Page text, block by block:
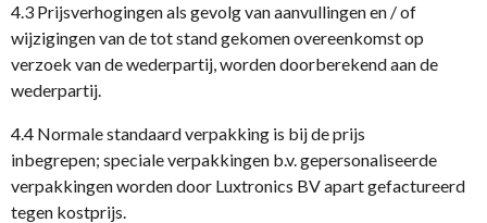
4.3 Prijsverhogingen als gevolg van aanvullingen en / of
wijzigingen van de tot stand gekomen overeenkomst op
verzoek van de wederpartij, worden doorberekend aan de
wederpartij.
4.4 Normale standaard verpakking is bij de prijs
inbegrepen; speciale verpakkingen b.v. gepersonaliseerde
verpakkingen worden door Luxtronics BV apart gefactureerd
tegen kostprijs.